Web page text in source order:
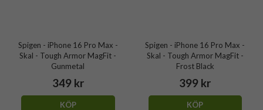
Spigen - iPhone 16 Pro Max -
Skal - Tough Armor MagFit -
Gunmetal
349 kr
KÖP
Spigen - iPhone 16 Pro Max -
Skal - Tough Armor MagFit -
Frost Black
399 kr
KÖP